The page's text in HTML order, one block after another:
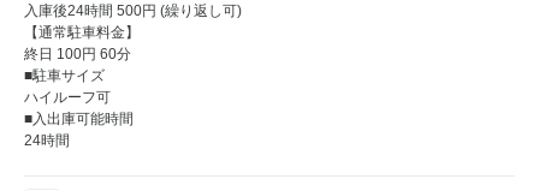
入庫後24時間 500円 (繰り返し可)
【通常駐車料金】
終日 100円 60分
■駐車サイズ
ハイルーフ可
■入出庫可能時間
24時間